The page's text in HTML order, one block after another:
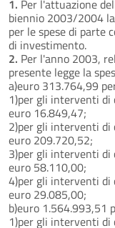
1. Per l'attuazione
biennio 2003/2004
per le spese di parte
di investimento.
2. Per l'anno 2003,
presente legge la
a)euro 313.764,99
1)per gli interventi di
euro 16.849,47;
2)per gli interventi di
euro 209.720,52;
3)per gli interventi di
euro 58.110,00;
4)per gli interventi di
euro 29.085,00;
b)euro 1.564.993,51
1)per gli interventi di